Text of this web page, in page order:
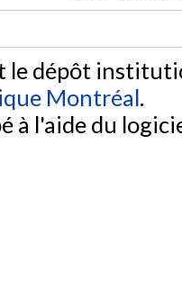
le dépôt
Montréal.
à l'aide du